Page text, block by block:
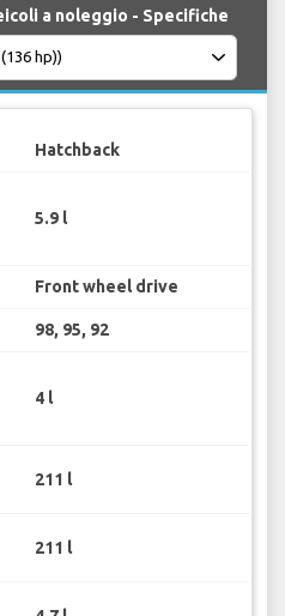
a noleggio - Specifiche
Hatchback
5.9 l
Front wheel drive
98, 95, 92
4 l
211 l
211 l